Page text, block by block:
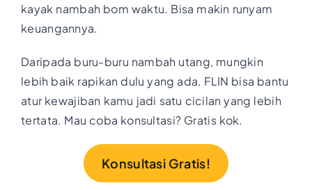
kayak nambah bom waktu. Bisa makin runyam
keuangannya.
Daripada buru-buru nambah utang, mungkin
lebih baik rapikan dulu yang ada. FLIN bisa bantu
atur kewajiban kamu jadi satu cicilan yang lebih
tertata. Mau coba konsultasi? Gratis kok.
Konsultasi Gratis!